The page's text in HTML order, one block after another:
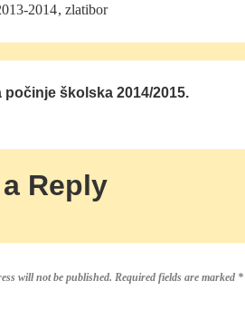
2014 zlatibor
počinje školska 2014/2015.
Reply
will not be published. Required fields are marked *